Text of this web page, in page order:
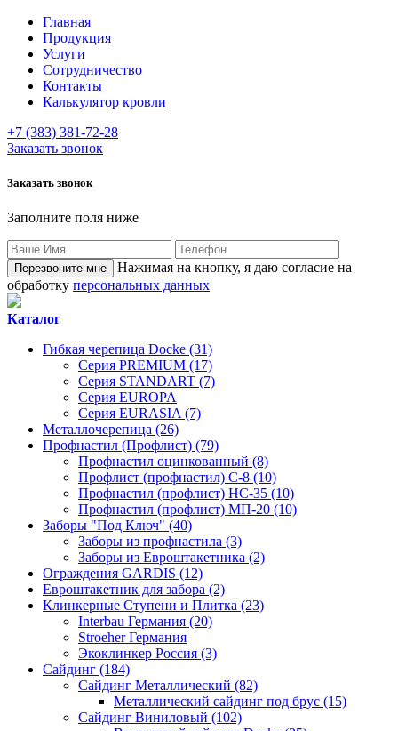
Главная
Продукция
Услуги
Сотрудничество
Контакты
Калькулятор кровли
+7 (383) 381-72-28
Заказать звонок
Заказать звонок
Заполните поля ниже
Нажимая на кнопку, я даю согласие на
обработку персональных данных
Каталог
Гибкая черепица Docke (31)
Серия PREMIUM (17)
Серия STANDART (7)
Серия EUROPA
Серия EURASIA (7)
Металлочерепица (26)
Профнастил (Профлист) (79)
Профнастил оцинкованный (8)
Профлист (профнастил) С-8 (10)
Профнастил (профлист) НС-35 (10)
Профнастил (профлист) МП-20 (10)
Заборы "Под Ключ" (40)
Заборы из профнастила (3)
Заборы из Евроштакетника (2)
Ограждения GARDIS (12)
Евроштакетник для забора (2)
Клинкерные Ступени и Плитка (23)
Interbau Германия (20)
Stroeher Германия
Экоклинкер Россия (3)
Сайдинг (184)
Сайдинг Металлический (82)
Металлический сайдинг под брус (15)
Сайдинг Виниловый (102)